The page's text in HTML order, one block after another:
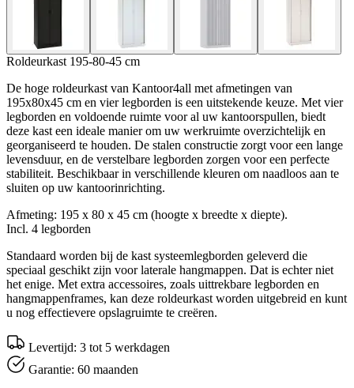
Roldeurkast 195-80-45 cm
De hoge roldeurkast van Kantoor4all met afmetingen van
195x80x45 cm en vier legborden is een uitstekende keuze. Met vier
legborden en voldoende ruimte voor al uw kantoorspullen, biedt
deze kast een ideale manier om uw werkruimte overzichtelijk en
georganiseerd te houden. De stalen constructie zorgt voor een lange
levensduur, en de verstelbare legborden zorgen voor een perfecte
stabiliteit. Beschikbaar in verschillende kleuren om naadloos aan te
sluiten op uw kantoorinrichting.
Afmeting: 195 x 80 x 45 cm (hoogte x breedte x diepte).
Incl. 4 legborden
Standaard worden bij de kast systeemlegborden geleverd die
speciaal geschikt zijn voor laterale hangmappen. Dat is echter niet
het enige. Met extra accessoires, zoals uittrekbare legborden en
hangmappenframes, kan deze roldeurkast worden uitgebreid en kunt
u nog effectievere opslagruimte te creëren.
Levertijd: 3 tot 5 werkdagen
Garantie: 60 maanden